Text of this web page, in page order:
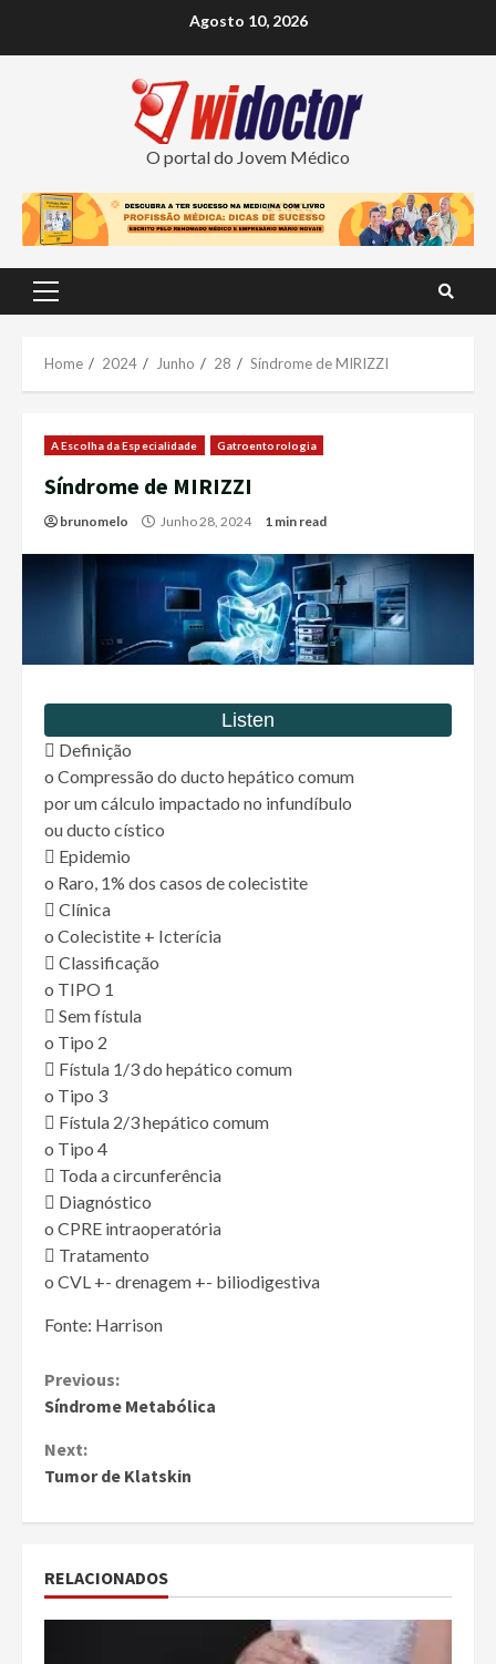
Agosto 10, 2026
O portal do Jovem Médico
Primary
Home 2024 Junho 28 Síndrome de MIRIZZI
A Escolha da Especialidade Gatroentorologia
Síndrome de MIRIZZI
brunomelo Junho 28, 2024 1 min read
 Definição
o Compressão do ducto hepático comum
por um cálculo impactado no infundíbulo
ou ducto cístico
 Epidemio
o Raro, 1% dos casos de colecistite
 Clínica
o Colecistite + Icterícia
 Classificação
o TIPO 1
 Sem fístula
o Tipo 2
 Fístula 1/3 do hepático comum
o Tipo 3
 Fístula 2/3 hepático comum
o Tipo 4
 Toda a circunferência
 Diagnóstico
o CPRE intraoperatória
 Tratamento
o CVL +- drenagem +- biliodigestiva
Fonte: Harrison
Continue
Previous:
Síndrome Metabólica
Next:
Tumor de Klatskin
RELACIONADOS